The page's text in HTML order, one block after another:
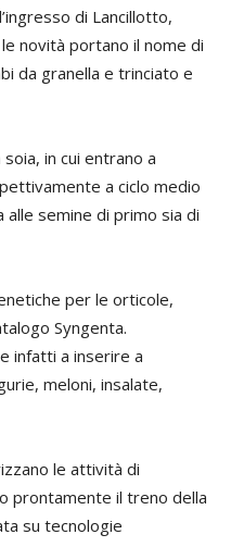
di Lancillotto,
novità portano il nome di
da granella e trinciato e
in cui entrano a
a ciclo medio
semine di primo sia di
per le orticole,
Syngenta.
infatti a inserire a
meloni, insalate,
le attività di
prontamente il treno della
su tecnologie